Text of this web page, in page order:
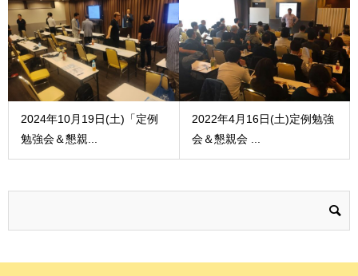
2024年10月19日(土)「定例
勉強会＆懇親...
2022年4月16日(土)定例勉強
会＆懇親会 ...